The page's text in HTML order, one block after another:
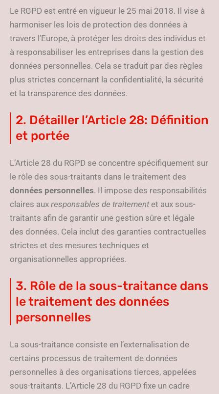
Le RGPD est entré en vigueur le 25 mai 2018. Il vise à
harmoniser les lois de protection des données à
travers l’Europe, à protéger les droits des individus et
à responsabiliser les entreprises dans la gestion des
données personnelles. Cela se traduit par des règles
plus strictes concernant la confidentialité, la sécurité
et la transparence des données.
2. Détailler l’Article 28: Définition
et portée
L’Article 28 du RGPD se concentre spécifiquement sur
le rôle des sous-traitants dans le traitement des
données personnelles. Il impose des responsabilités
claires aux responsables de traitementet aux sous-
traitants afin de garantir une gestion sûre et légale
des données. Cela inclut des garanties contractuelles
strictes et des mesures techniques et
organisationnelles appropriées.
3. Rôle de la sous-traitance dans
le traitement des données
personnelles
La sous-traitance consiste en l’externalisation de
certains processus de traitement de données
personnelles à des organisations tierces, appelées
sous-traitants. L’Article 28 du RGPD fixe un cadre